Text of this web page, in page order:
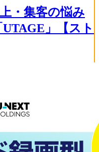
・集客の悩み
」【スト